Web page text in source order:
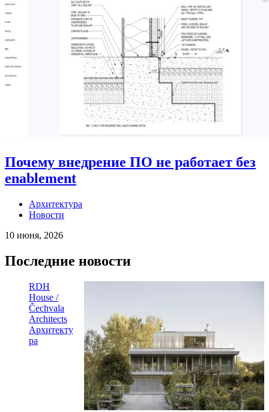
Почему внедрение ПО не работает без
enablement
Архитектура
Новости
10 июня, 2026
Последние новости
RDH
House /
Čechvala
Architects
Архитекту
ра